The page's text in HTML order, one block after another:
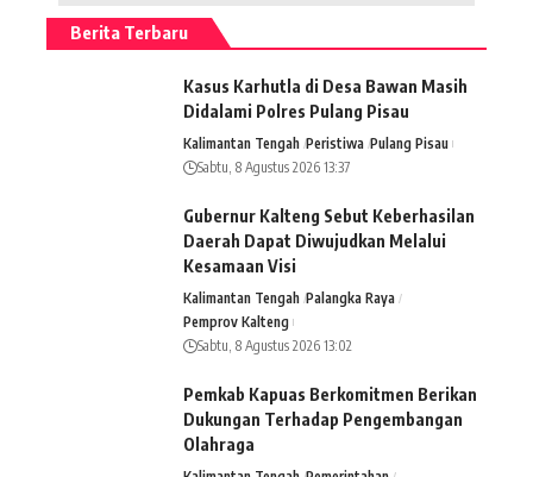
Berita Terbaru
Kasus Karhutla di Desa Bawan Masih
Didalami Polres Pulang Pisau
Kalimantan Tengah Peristiwa Pulang Pisau
Sabtu, 8 Agustus 2026 13:37
Gubernur Kalteng Sebut Keberhasilan
Daerah Dapat Diwujudkan Melalui
Kesamaan Visi
Kalimantan Tengah Palangka Raya
Pemprov Kalteng
Sabtu, 8 Agustus 2026 13:02
Pemkab Kapuas Berkomitmen Berikan
Dukungan Terhadap Pengembangan
Olahraga